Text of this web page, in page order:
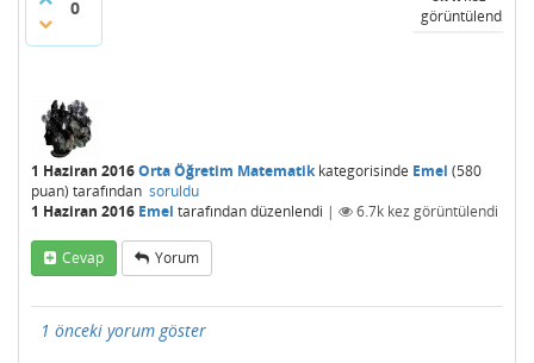
0
görüntülendi
1 Haziran 2016Orta Öğretim Matematikkategorisinde Emel (580
puan) tarafından soruldu
1 Haziran 2016 Emel tarafındandüzenlendi | 6.7k kez görüntülendi
Cevap Yorum
1 önceki yorum göster